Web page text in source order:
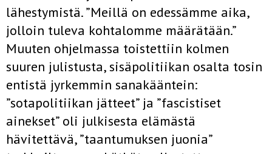
lähestymistä. ”Meillä on edessämme aika,
jolloin tuleva kohtalomme määrätään.”
Muuten ohjelmassa toistettiin kolmen
suuren julistusta, sisäpolitiikan osalta tosin
entistä jyrkemmin sanakääntein:
”sotapolitiikan jätteet” ja ”fascistiset
ainekset” oli julkisesta elämästä
hävitettävä, ”taantumuksen juonia”